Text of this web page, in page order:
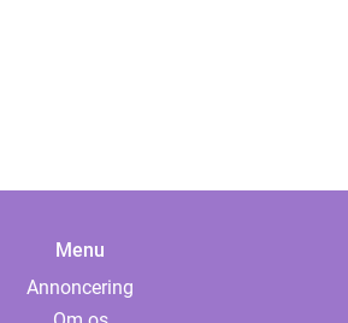
Menu
Annoncering